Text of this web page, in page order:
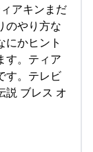
アキンまだ
のやり方な
にかヒント
す。ティア
す。テレビ
説 ブレス オ